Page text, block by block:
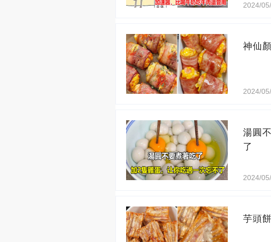
2024/
神仙
2024/
湯圓
了
2024/
芋頭